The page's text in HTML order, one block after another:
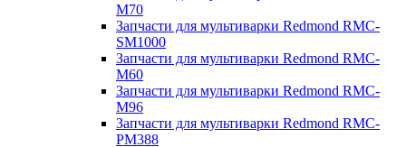
M70
Запчасти для мультиварки Redmond RMC-
SM1000
Запчасти для мультиварки Redmond RMC-
M60
Запчасти для мультиварки Redmond RMC-
M96
Запчасти для мультиварки Redmond RMC-
PM388